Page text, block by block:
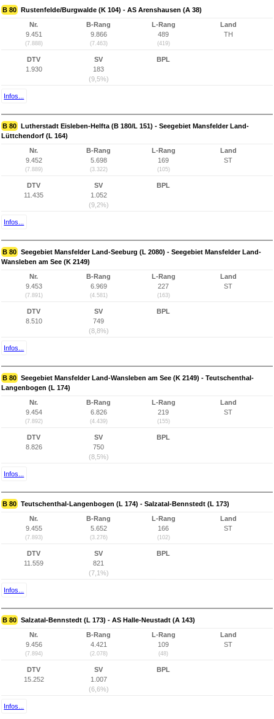
B 80 Rustenfelde/Burgwalde (K 104) - AS Arenshausen (A 38)
Nr.
9.451
(7.888)
B-Rang
9.866
(7.463)
L-Rang
489
(419)
Land
TH
DTV
1.930
SV
183
(9,5%)
BPL
Infos...
B 80 Lutherstadt Eisleben-Helfta (B 180/L 151) - Seegebiet Mansfelder Land-
Lüttchendorf (L 164)
Nr.
9.452
(7.889)
B-Rang
5.698
(3.322)
L-Rang
169
(105)
Land
ST
DTV
11.435
SV
1.052
(9,2%)
BPL
Infos...
B 80 Seegebiet Mansfelder Land-Seeburg (L 2080) - Seegebiet Mansfelder Land-
Wansleben am See (K 2149)
Nr.
9.453
(7.891)
B-Rang
6.969
(4.581)
L-Rang
227
(163)
Land
ST
DTV
8.510
SV
749
(8,8%)
BPL
Infos...
B 80 Seegebiet Mansfelder Land-Wansleben am See (K 2149) - Teutschenthal-
Langenbogen (L 174)
Nr.
9.454
(7.892)
B-Rang
6.826
(4.439)
L-Rang
219
(155)
Land
ST
DTV
8.826
SV
750
(8,5%)
BPL
Infos...
B 80 Teutschenthal-Langenbogen (L 174) - Salzatal-Bennstedt (L 173)
Nr.
9.455
(7.893)
B-Rang
5.652
(3.276)
L-Rang
166
(102)
Land
ST
DTV
11.559
SV
821
(7,1%)
BPL
Infos...
B 80 Salzatal-Bennstedt (L 173) - AS Halle-Neustadt (A 143)
Nr.
9.456
(7.894)
B-Rang
4.421
(2.078)
L-Rang
109
(48)
Land
ST
DTV
15.252
SV
1.007
(6,6%)
BPL
Infos...